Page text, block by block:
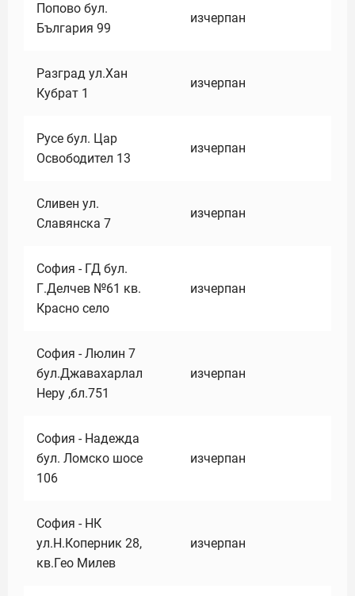
Попово бул.
България 99
изчерпан
Разград ул.Хан
Кубрат 1
изчерпан
Русе бул. Цар
Освободител 13
изчерпан
Сливен ул.
Славянска 7
изчерпан
София - ГД бул.
Г.Делчев №61 кв.
Красно село
изчерпан
София - Люлин 7
бул.Джавахарлал
Неру ,бл.751
изчерпан
София - Надежда
бул. Ломско шосе
106
изчерпан
София - НК
ул.Н.Коперник 28,
кв.Гео Милев
изчерпан